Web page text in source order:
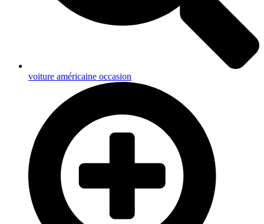
voiture américaine occasion